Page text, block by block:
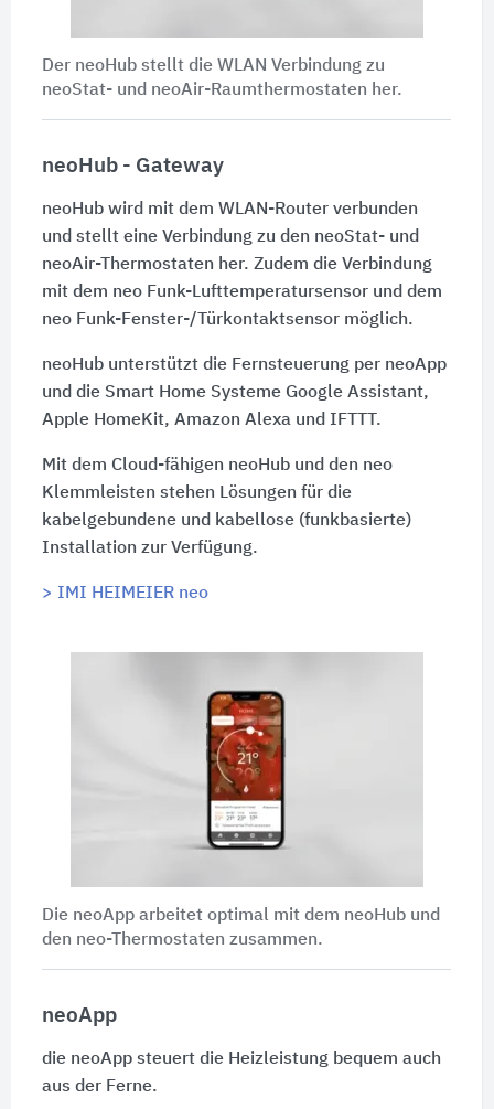
Der neoHub stellt die WLAN Verbindung zu
neoStat- und neoAir-Raumthermostaten her.
neoHub - Gateway
neoHub wird mit dem WLAN-Router verbunden
und stellt eine Verbindung zu den neoStat- und
neoAir-Thermostaten her. Zudem die Verbindung
mit dem neo Funk-Lufttemperatursensor und dem
neo Funk-Fenster-/Türkontaktsensor möglich.
neoHub unterstützt die Fernsteuerung per neoApp
und die Smart Home Systeme Google Assistant,
Apple HomeKit, Amazon Alexa und IFTTT.
Mit dem Cloud-fähigen neoHub und den neo
Klemmleisten stehen Lösungen für die
kabelgebundene und kabellose (funkbasierte)
Installation zur Verfügung.
> IMI HEIMEIER neo
Die neoApp arbeitet optimal mit dem neoHub und
den neo-Thermostaten zusammen.
neoApp
die neoApp steuert die Heizleistung bequem auch
aus der Ferne.